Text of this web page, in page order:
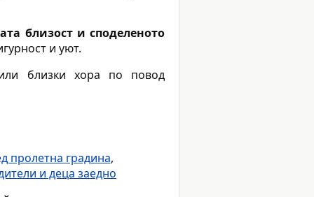
близост и споделеното
и уют.
близки хора по повод
пролетна градина,
и деца заедно